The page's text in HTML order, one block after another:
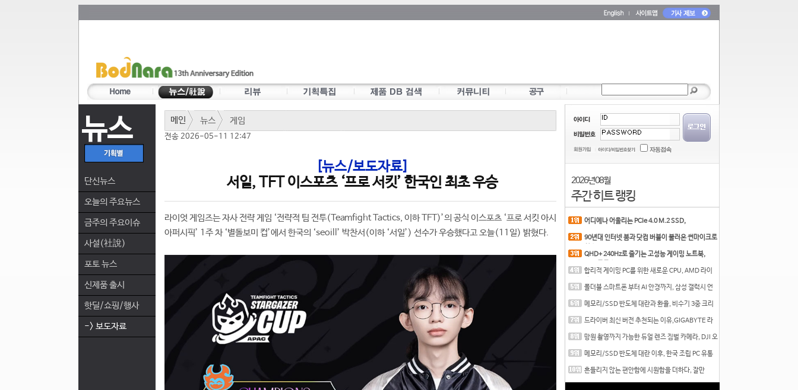
뉴스
단신뉴스
오늘의 주요뉴스
금주의 주요이슈
사설(社說)
포토 뉴스
신제품 출시
핫딜/쇼핑/행사
-> 보도자료
메인 뉴스 게임
전송 2026-05-11 12:47
[뉴스/보도자료]
서일, TFT 이스포츠 ‘프로 서킷’ 한국인 최초 우승
라이엇 게임즈는 자사 전략 게임 ‘전략적 팀 전투(Teamfight Tactics, 이하 TFT)’의 공식 이스포츠 ‘프로 서킷 아시
아퍼시픽’ 1주 차 ‘별돌보미 컵’에서 한국의 ‘seoill’ 박찬서(이하 ‘서일’) 선수가 우승했다고 오늘(11일) 밝혔다.
2026년 08월
주간 히트 랭킹
어디에나 어울리는 PCIe 4.0 M.2 SSD,
90년대 인터넷 붐과 닷컴 버블이 불러온 썬마이크로
QHD+ 240Hz로 즐기는 고성능 게이밍 노트북,
합리적 게이밍 PC를 위한 새로운 CPU, AMD 라이
폴더블 스마트폰 부터 AI 안경까지, 삼성 갤럭시 언
메모리/SSD 반도체 대란과 환율, 비수기 3중 크리
드라이버 최신 버전 추천되는 이유,GIGABYTE 라
망원 촬영까지 가능한 듀얼 렌즈 짐벌 카메라, DJI 오
메모리/SSD 반도체 대란 이후, 한국 조립 PC 유통
흔들리지 않는 편안함에 시원함을 더하다, 잘만